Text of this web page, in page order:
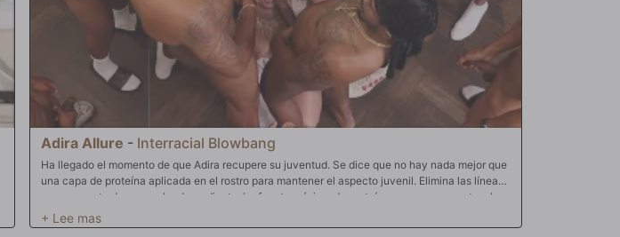
Adira Allure - Interracial Blowbang
Ha llegado el momento de que Adira recupere su juventud. Se dice que no hay nada mejor que
una capa de proteína aplicada en el rostro para mantener el aspecto juvenil. Elimina las líneas
y arrugas y te da un resplandor radiante. La fuente máxima de proteínas es, por supuesto, el
semen. El semen del hombre negro es el mejor de todos, por eso todas las mujeres blancas lo
buscan constantemente. Pregúntate: ¿alguna vez has visto a una mujer blanca rechazar una